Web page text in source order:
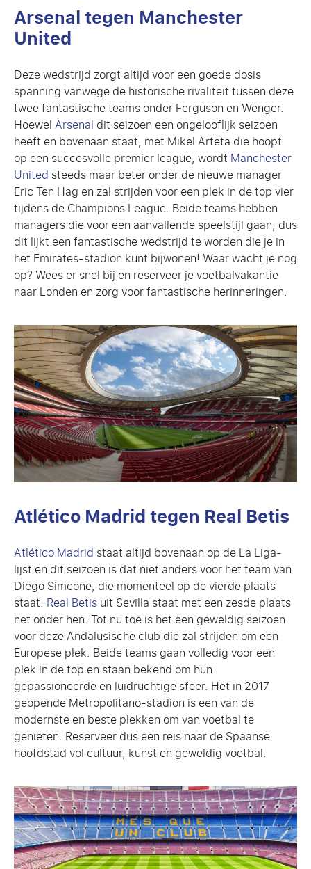
Arsenal tegen Manchester
United
Deze wedstrijd zorgt altijd voor een goede dosis
spanning vanwege de historische rivaliteit tussen deze
twee fantastische teams onder Ferguson en Wenger.
HoewelArsenal dit seizoen een ongelooflijk seizoen
heeft en bovenaan staat, met Mikel Arteta die hoopt
op een succesvolle premier league, wordt Manchester
United steeds maar beter onder de nieuwe manager
Eric Ten Hag en zal strijden voor een plek in de top vier
tijdens de Champions League. Beide teams hebben
managers die voor een aanvallende speelstijl gaan, dus
dit lijkt een fantastische wedstrijd te worden die je in
het Emirates-stadion kunt bijwonen! Waar wacht je nog
op? Wees er snel bij en reserveer je voetbalvakantie
naar Londen en zorg voor fantastische herinneringen.
Atlético Madrid tegen Real Betis
Atlético Madrid staat altijd bovenaan op de La Liga-
lijst en dit seizoen is dat niet anders voor het team van
Diego Simeone, die momenteel op de vierde plaats
staat. Real Betisuit Sevilla staat met een zesde plaats
net onder hen. Tot nu toe is het een geweldig seizoen
voor deze Andalusische club die zal strijden om een
Europese plek. Beide teams gaan volledig voor een
plek in de top en staan bekend om hun
gepassioneerde en luidruchtige sfeer. Het in 2017
geopende Metropolitano-stadion is een van de
modernste en beste plekken om van voetbal te
genieten. Reserveer dus een reis naar de Spaanse
hoofdstad vol cultuur, kunst en geweldig voetbal.